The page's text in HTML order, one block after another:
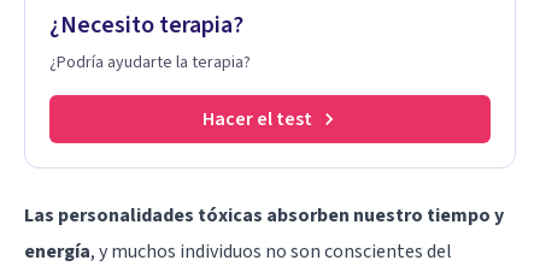
¿Necesito terapia?
¿Podría ayudarte la terapia?
Hacer el test
Las personalidades tóxicas absorben nuestro tiempo y
energía, y muchos individuos no son conscientes del